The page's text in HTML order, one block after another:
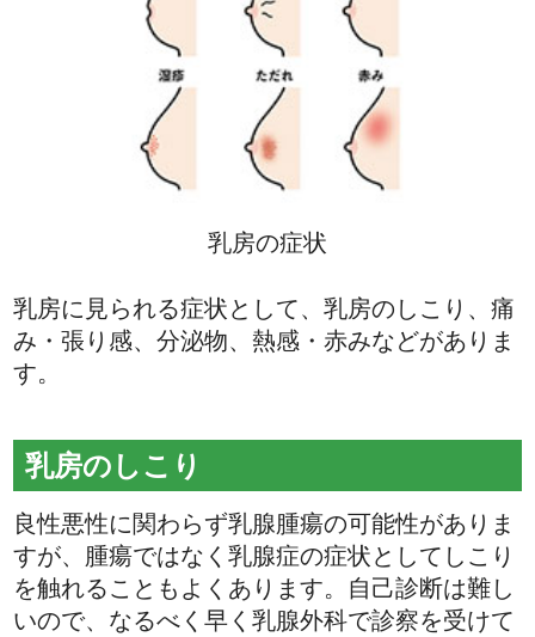
乳房の症状
乳房に見られる症状として、乳房のしこり、痛
み・張り感、分泌物、熱感・赤みなどがありま
す。
乳房のしこり
良性悪性に関わらず乳腺腫瘍の可能性がありま
すが、腫瘍ではなく乳腺症の症状としてしこり
を触れることもよくあります。自己診断は難し
いので、なるべく早く乳腺外科で診察を受けて